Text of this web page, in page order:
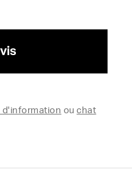
d'information ouchat